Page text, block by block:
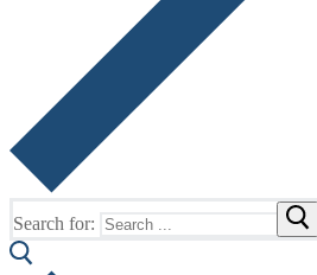
Search for: